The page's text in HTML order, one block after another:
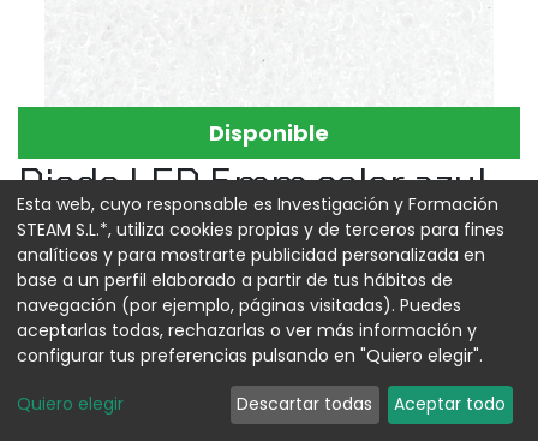
Disponible
Diodo LED 5mm color azul
Referencia:00013017
0,05€
AGREGAR AL CARRITO
Esta web, cuyo responsable es Investigación y Formación
STEAM S.L.*, utiliza cookies propias y de terceros para fines
analíticos y para mostrarte publicidad personalizada en
base a un perfil elaborado a partir de tus hábitos de
navegación (por ejemplo, páginas visitadas). Puedes
aceptarlas todas, rechazarlas o ver más información y
configurar tus preferencias pulsando en "Quiero elegir".
Quiero elegir Descartar todas Aceptar todo